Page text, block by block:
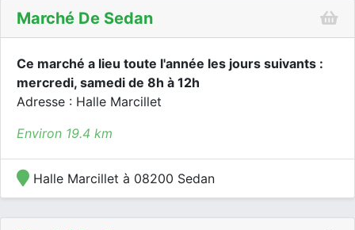
Marché De Sedan
Ce marché a lieu toute l'année les jours suivants :
mercredi, samedi de 8h à 12h
Adresse : Halle Marcillet
Environ 19.4 km
Halle Marcillet à 08200 Sedan